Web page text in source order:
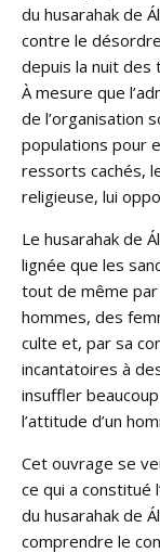
du husarahak de
contre le
depuis la nuit des
À mesure que
de l’organisation
populations pour
ressorts cachés,
religieuse, lui
Le husarahak de
lignée que les
tout de même
hommes, des
culte et, par sa
incantatoires à
insuffler
l’attitude d’un
Cet ouvrage se
ce qui a constitué
du husarahak de
comprendre le